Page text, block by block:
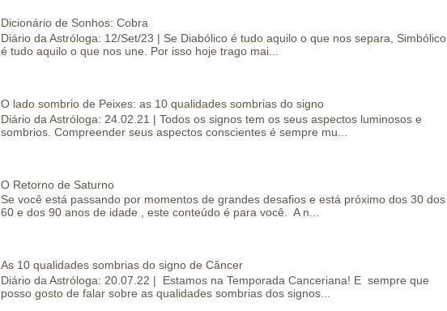
Dicionário de Sonhos: Cobra
Diário da Astróloga: 12/Set/23 | Se Diabólico é tudo aquilo o que nos separa, Simbólico
é tudo aquilo o que nos une. Por isso hoje trago mai...
O lado sombrio de Peixes: as 10 qualidades sombrias do signo
Diário da Astróloga: 24.02.21 | Todos os signos tem os seus aspectos luminosos e
sombrios. Compreender seus aspectos conscientes é sempre mu...
O Retorno de Saturno
Se você está passando por momentos de grandes desafios e está próximo dos 30 dos
60 e dos 90 anos de idade , este conteúdo é para você. A n...
As 10 qualidades sombrias do signo de Câncer
Diário da Astróloga: 20.07.22 | Estamos na Temporada Canceriana! E sempre que
posso gosto de falar sobre as qualidades sombrias dos signos...